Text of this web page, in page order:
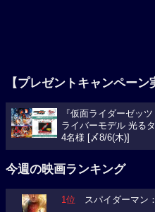
【プレゼントキャンペーン
『仮面ライダーゼッ
ライバーモデル 光る
4名様 [〆8/6(木)]
今週の映画ランキング
1位 スパイダーマン